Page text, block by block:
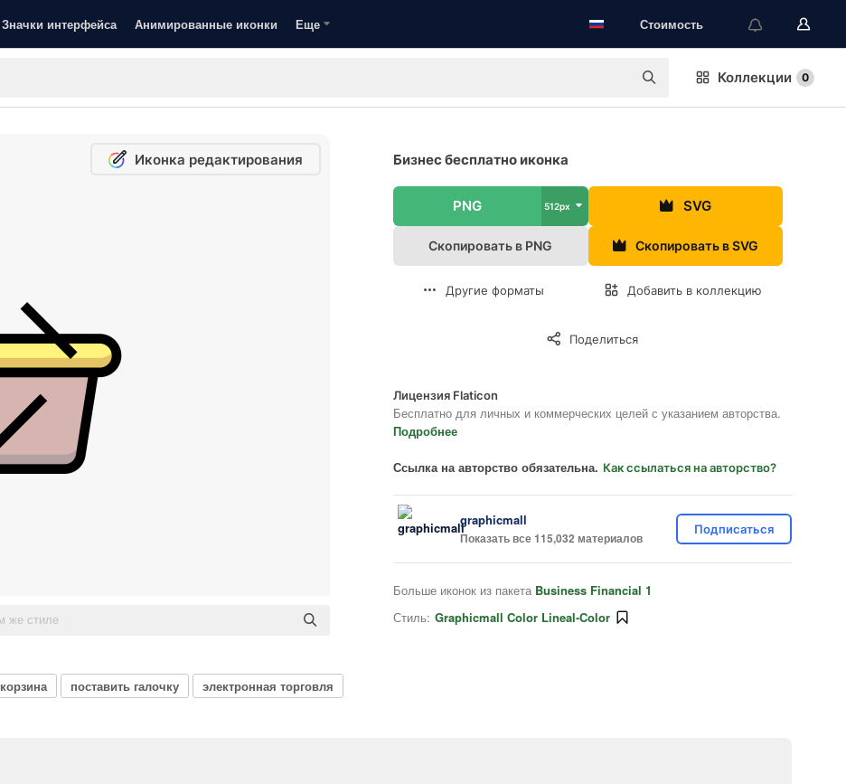
Значки интерфейса Анимированные иконки Еще Стоимость
Коллекции 0
Иконка редактирования Бизнес бесплатно иконка
PNG 512px SVG
Скопировать в PNG Скопировать в SVG
Другие форматы Добавить в коллекцию
Поделиться
Лицензия Flaticon
Бесплатно для личных и коммерческих целей с указанием авторства.
Подробнее
Ссылка на авторство обязательна. Как ссылаться на авторство?
graphicmall
Показать все 115,032 материалов
Подписаться
Больше иконок из пакета Business Financial 1
Стиль: Graphicmall Color Lineal-Color
корзина поставить галочку электронная торговля